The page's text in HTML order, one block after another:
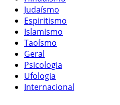
Judaísmo
Espiritismo
Islamismo
Taoísmo
Geral
Psicologia
Ufologia
Internacional